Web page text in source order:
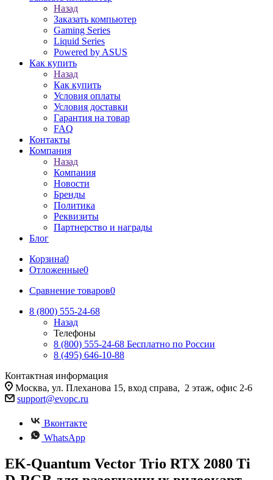
Назад
Заказать компьютер
Gaming Series
Liquid Series
Powered by ASUS
Как купить
Назад
Как купить
Условия оплаты
Условия доставки
Гарантия на товар
FAQ
Контакты
Компания
Назад
Компания
Новости
Бренды
Политика
Реквизиты
Партнерство и награды
Блог
Корзина0
Отложенные0
Сравнение товаров0
8 (800) 555-24-68
Назад
Телефоны
8 (800) 555-24-68 Бесплатно по России
8 (495) 646-10-88
Контактная информация
Москва, ул. Плеханова 15, вход справа, 2 этаж, офис 2-6
support@evopc.ru
Вконтакте
WhatsApp
EK-Quantum Vector Trio RTX 2080 Ti